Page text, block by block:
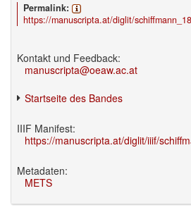
Permalink:
https://manuscripta.at/diglit/
Kontakt und Feedback:
manuscripta@oeaw.ac.at
Startseite des Bandes
IIIF Manifest:
https://manuscripta.at/diglit/iiif/
Metadaten:
METS